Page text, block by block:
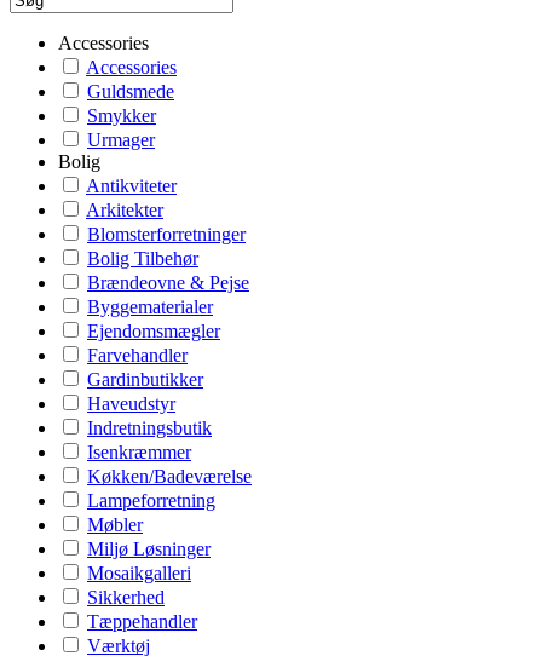
Accessories
Accessories
Guldsmede
Smykker
Urmager
Bolig
Antikviteter
Arkitekter
Blomsterforretninger
Bolig Tilbehør
Brændeovne & Pejse
Byggematerialer
Ejendomsmægler
Farvehandler
Gardinbutikker
Haveudstyr
Indretningsbutik
Isenkræmmer
Køkken/Badeværelse
Lampeforretning
Møbler
Miljø Løsninger
Mosaikgalleri
Sikkerhed
Tæppehandler
Værktøj